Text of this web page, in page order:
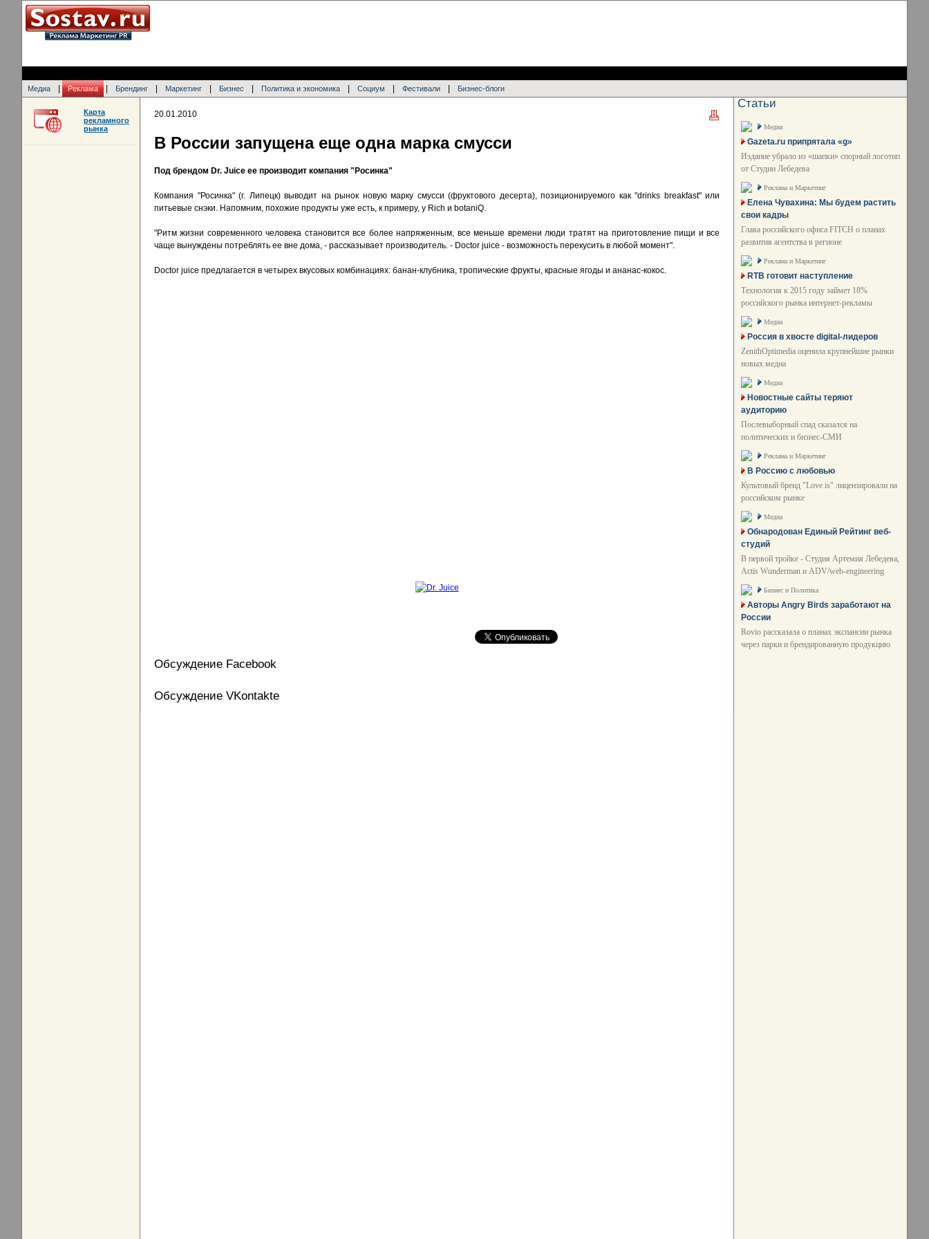
Медиа Реклама Брендинг Маркетинг Бизнес Политика и экономика Социум Фестивали Бизнес-блоги
20.01.2010
В России запущена еще одна марка смусси
Под брендом Dr. Juice ее производит компания "Росинка"
Компания "Росинка" (г. Липецк) выводит на рынок новую марку смусси (фруктового десерта), позиционируемого как "drinks breakfast" или
питьевые снэки. Напомним, похожие продукты уже есть, к примеру, у Rich и botaniQ.
"Ритм жизни современного человека становится все более напряженным, все меньше времени люди тратят на приготовление пищи и все
чаще вынуждены потреблять ее вне дома, - рассказывает производитель. - Doctor juice - возможность перекусить в любой момент".
Doctor juice предлагается в четырех вкусовых комбинациях: банан-клубника, тропические фрукты, красные ягоды и ананас-кокос.
Обсуждение Facebook
Обсуждение VKontakte
Карта
рекламного
рынка
Статьи
Медиа
Gazeta.ru припрятала «g»
Издание убрало из «шапки» спорный логотип
от Студии Лебедева
Реклама и Маркетинг
Елена Чувахина: Мы будем растить
свои кадры
Глава российского офиса FITCH о планах
развития агентства в регионе
Реклама и Маркетинг
RTB готовит наступление
Технология к 2015 году займет 18%
российского рынка интернет-рекламы
Медиа
Россия в хвосте digital-лидеров
ZenithOptimedia оценила крупнейшие рынки
новых медиа
Медиа
Новостные сайты теряют
аудиторию
Послевыборный спад сказался на
политических и бизнес-СМИ
Реклама и Маркетинг
В Россию с любовью
Культовый бренд "Love is" лицензировали на
российском рынке
Медиа
Обнародован Единый Рейтинг веб-
студий
В первой тройке - Студия Артемия Лебедева,
Actis Wunderman и ADV/web-engineering
Бизнес и Политика
Авторы Angry Birds заработают на
России
Rovio рассказала о планах экспансии рынка
через парки и брендированную продукцию